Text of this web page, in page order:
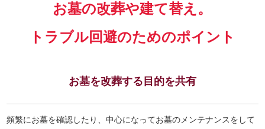
お墓の改葬や建て替え。
トラブル回避のためのポイント
お墓を改葬する目的を共有
頻繁にお墓を確認したり、中心になってお墓のメンテナンスをして